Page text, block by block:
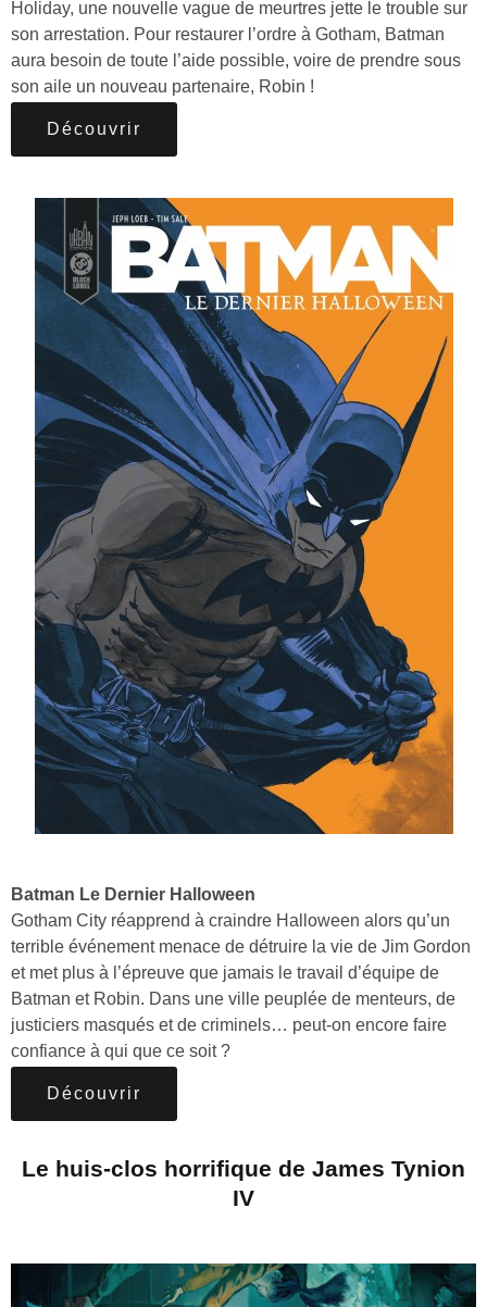
Holiday, une nouvelle vague de meurtres jette le trouble sur
son arrestation. Pour restaurer l’ordre à Gotham, Batman
aura besoin de toute l’aide possible, voire de prendre sous
son aile un nouveau partenaire, Robin !
Découvrir
Batman Le Dernier Halloween
Gotham City réapprend à craindre Halloween alors qu’un
terrible événement menace de détruire la vie de Jim Gordon
et met plus à l’épreuve que jamais le travail d’équipe de
Batman et Robin. Dans une ville peuplée de menteurs, de
justiciers masqués et de criminels… peut-on encore faire
confiance à qui que ce soit ?
Découvrir
Le huis-clos horrifique de James Tynion
IV